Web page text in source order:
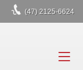
(47) 2125-6624